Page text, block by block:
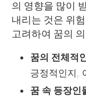
의 영향을 많이
내리는 것은 위
고려하여 꿈의
꿈의 전체적
긍정적인지,
꿈 속 등장인